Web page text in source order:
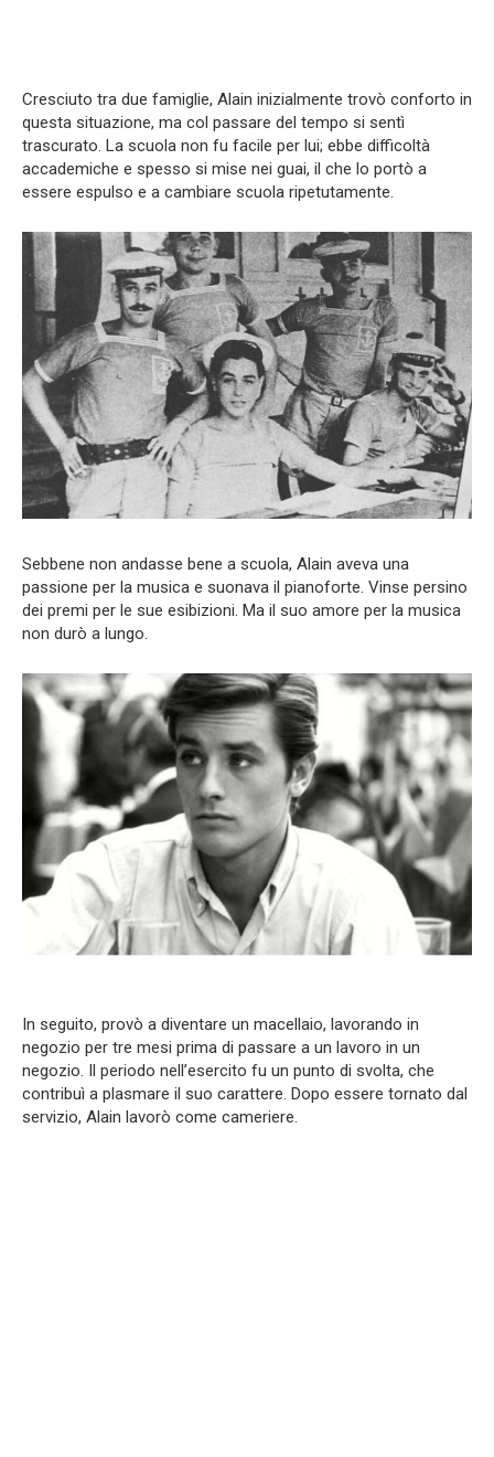
Cresciuto tra due famiglie, Alain inizialmente trovò conforto in
questa situazione, ma col passare del tempo si sentì
trascurato. La scuola non fu facile per lui; ebbe difficoltà
accademiche e spesso si mise nei guai, il che lo portò a
essere espulso e a cambiare scuola ripetutamente.
Sebbene non andasse bene a scuola, Alain aveva una
passione per la musica e suonava il pianoforte. Vinse persino
dei premi per le sue esibizioni. Ma il suo amore per la musica
non durò a lungo.
In seguito, provò a diventare un macellaio, lavorando in
negozio per tre mesi prima di passare a un lavoro in un
negozio. Il periodo nell’esercito fu un punto di svolta, che
contribuì a plasmare il suo carattere. Dopo essere tornato dal
servizio, Alain lavorò come cameriere.